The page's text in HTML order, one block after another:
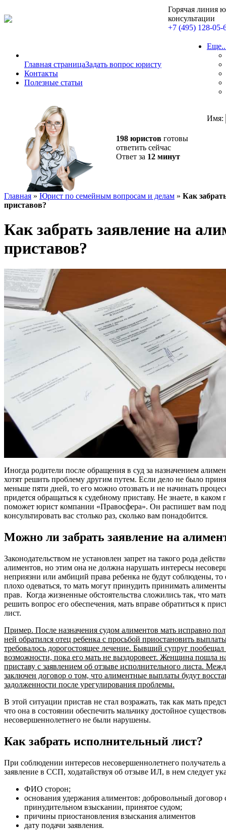
Горячая линия
консультации
+7 (495) 128-05-
Главная страницаЗадать вопрос юристу
Контакты
Полезные статьи
198 юристов готовы
ответить сейчас
Ответ за 12 минут
Имя:
Главная » Юрист по семейным вопросам и делам » Как
приставов?
Как забрать заявление на
приставов?
Иногда родители после обращения в суд за назначением
хотят решить проблему другим путем. Если дело не было
меньше пяти дней, то его можно отозвать и не начинать
придется обращаться к судебному приставу. Не знаете, в
поможет юрист компании «Правосфера». Он распишет вам
консультировать вас столько раз, сколько вам понадобится.
Можно ли забрать заявление на
Законодательством не установлен запрет на такого рода
алиментов, но этим она не должна нарушать интересы
неприязни или амбиций права ребенка не будут соблюдены, то
плохо одеваться, то мать могут принудить принимать
прав. Когда жизненные обстоятельства сложились так, что
решить вопрос его обеспечения, мать вправе обратиться к
лист.
Пример. После назначения судом алиментов мать исправно
ней обратился отец ребенка с просьбой приостановить
требовалось дорогостоящее лечение. Бывший супруг
возможности, пока его мать не выздоровеет. Женщина пошла
приставу с заявлением об отзыве исполнительного листа.
заключен договор о том, что алиментные выплаты будут
задолженности после урегулирования проблемы.
В этой ситуации пристав не стал возражать, так как мать
что она в состоянии обеспечить мальчику достойное
несовершеннолетнего не были нарушены.
Как забрать исполнительный лист?
При соблюдении интересов несовершеннолетнего получатель
заявление в ССП, ходатайствуя об отзыве ИЛ, в нем следует
ФИО сторон;
основания удержания алиментов: добровольный
принудительном взыскании, принятое судом;
причины приостановления взыскания алиментов
дату подачи заявления.